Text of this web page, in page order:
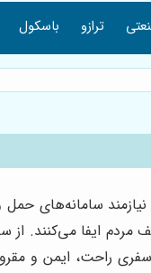
ترازو باسکول
سامانه‌های حمل
ایفا می‌کنند. از
راحت، ایمن و